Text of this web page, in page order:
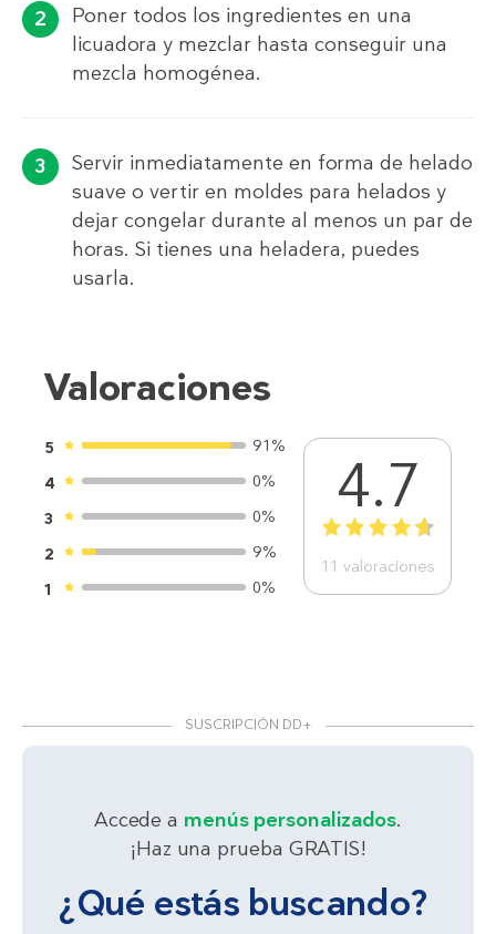
Poner todos los ingredientes en una
licuadora y mezclar hasta conseguir una
mezcla homogénea.
Servir inmediatamente en forma de helado
suave o vertir en moldes para helados y
dejar congelar durante al menos un par de
horas. Si tienes una heladera, puedes
usarla.
Valoraciones
5
91%
4
0%
3
0%
2
9%
1
0%
4.7
1 2 3 4 5
11 valoraciones
SUSCRIPCIÓN DD+
Accede a menús personalizados.
¡Haz una prueba GRATIS!
¿Qué estás buscando?